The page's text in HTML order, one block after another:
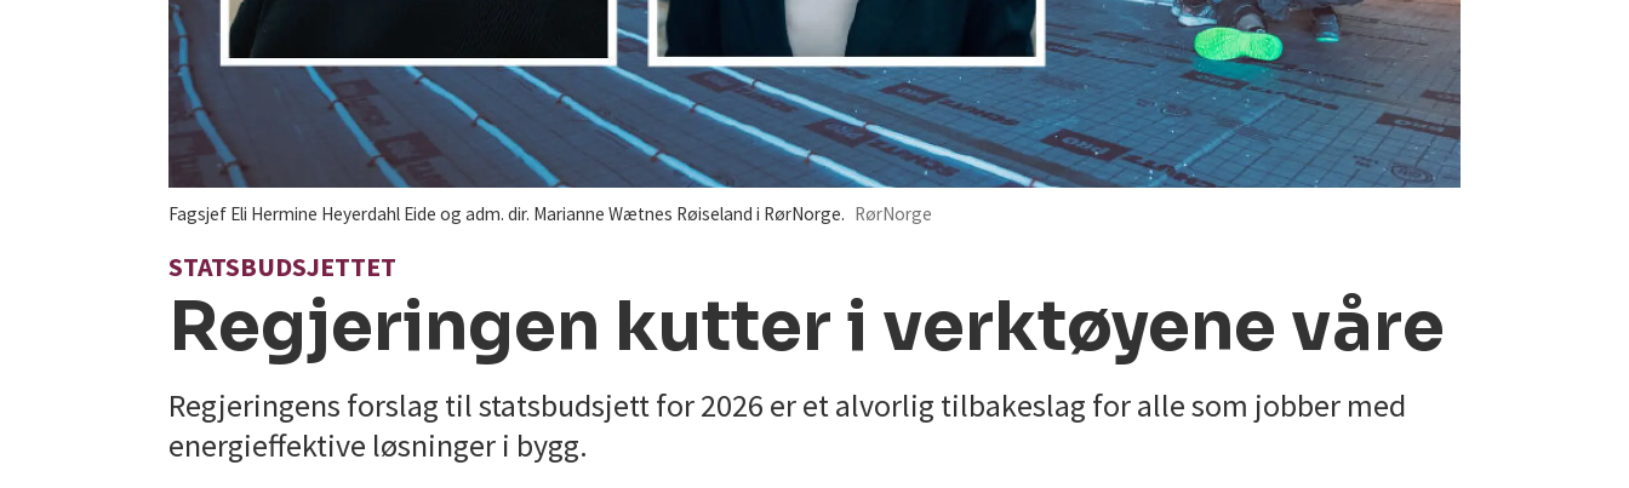
Fagsjef Eli Hermine Heyerdahl Eide og adm. dir. Marianne Wætnes Røiseland i RørNorge. RørNorge
STATSBUDSJETTET
Regjeringen kutter i verktøyene våre
Regjeringens forslag til statsbudsjett for 2026 er et alvorlig tilbakeslag for alle som jobber med
energieffektive løsninger i bygg.